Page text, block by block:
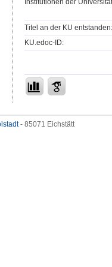
Titel an der KU entstanden:
KU.edoc-ID:
- 85071 Eichstätt